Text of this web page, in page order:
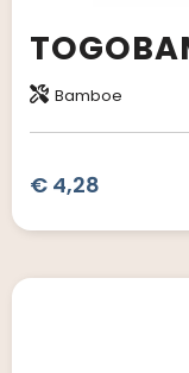
Bamboe
€ 4,28